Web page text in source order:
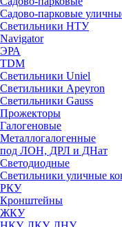
Садово-парковые
Светильники НТУ
Navigator
ЭРА
TDM
Светильники Uniel
Светильники Apeyron
Светильники Gauss
Прожекторы
Галогеновые
Металлогалогенные
под ЛОН, ДРЛ и ДНат
Светодиодные
Светильники уличные
РКУ
Кронштейны
ЖКУ